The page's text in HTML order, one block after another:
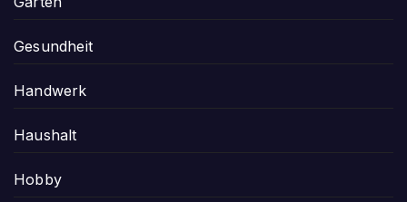
Gesundheit
Handwerk
Haushalt
Hobby